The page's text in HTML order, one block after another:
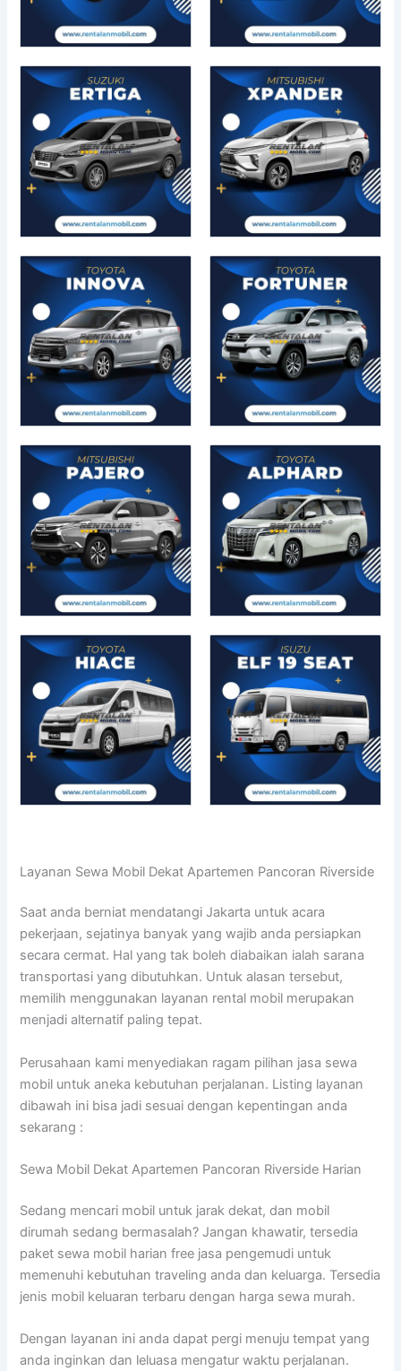
Layanan Sewa Mobil Dekat Apartemen Pancoran Riverside
Saat anda berniat mendatangi Jakarta untuk acara
pekerjaan, sejatinya banyak yang wajib anda persiapkan
secara cermat. Hal yang tak boleh diabaikan ialah sarana
transportasi yang dibutuhkan. Untuk alasan tersebut,
memilih menggunakan layanan rental mobil merupakan
menjadi alternatif paling tepat.
Perusahaan kami menyediakan ragam pilihan jasa sewa
mobil untuk aneka kebutuhan perjalanan. Listing layanan
dibawah ini bisa jadi sesuai dengan kepentingan anda
sekarang :
Sewa Mobil Dekat Apartemen Pancoran Riverside Harian
Sedang mencari mobil untuk jarak dekat, dan mobil
dirumah sedang bermasalah? Jangan khawatir, tersedia
paket sewa mobil harian free jasa pengemudi untuk
memenuhi kebutuhan traveling anda dan keluarga. Tersedia
jenis mobil keluaran terbaru dengan harga sewa murah.
Dengan layanan ini anda dapat pergi menuju tempat yang
anda inginkan dan leluasa mengatur waktu perjalanan.